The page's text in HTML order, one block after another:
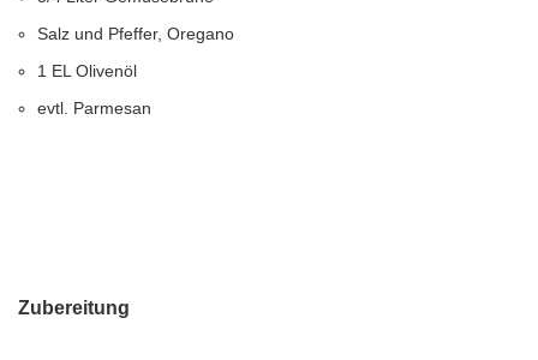
Salz und Pfeffer, Oregano
1 EL Olivenöl
evtl. Parmesan
Zubereitung